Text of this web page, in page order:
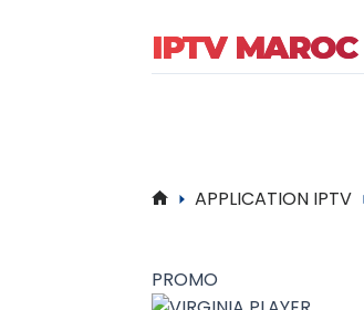
IPTV
APPLICATION IPTV
PROMO